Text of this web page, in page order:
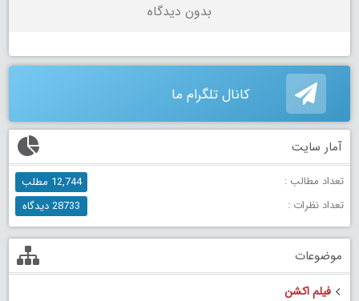
بدون دیدگاه
کانال تلگرام ما
آمار سایت
تعداد مطالب :
12,744 مطلب
تعداد نظرات :
28733 دیدگاه
موضوعات
فیلم اکشن